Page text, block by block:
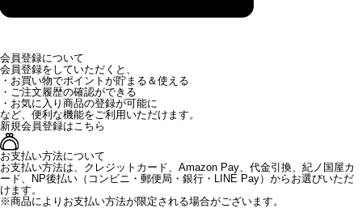
会員登録について
会員登録をしていただくと、
・お買い物でポイントが貯まる＆使える
・ご注文履歴の確認ができる
・お気に入り商品の登録が可能に
など、便利な機能をご利用いただけます。
新規会員登録はこちら
お支払い方法について
お支払い方法は、クレジットカード、Amazon Pay、代金引換、紀ノ国屋カ
ード、NP後払い（コンビニ・郵便局・銀行・LINE Pay）からお選びいただ
けます。
※商品によりお支払い方法が限定される場合がございます。